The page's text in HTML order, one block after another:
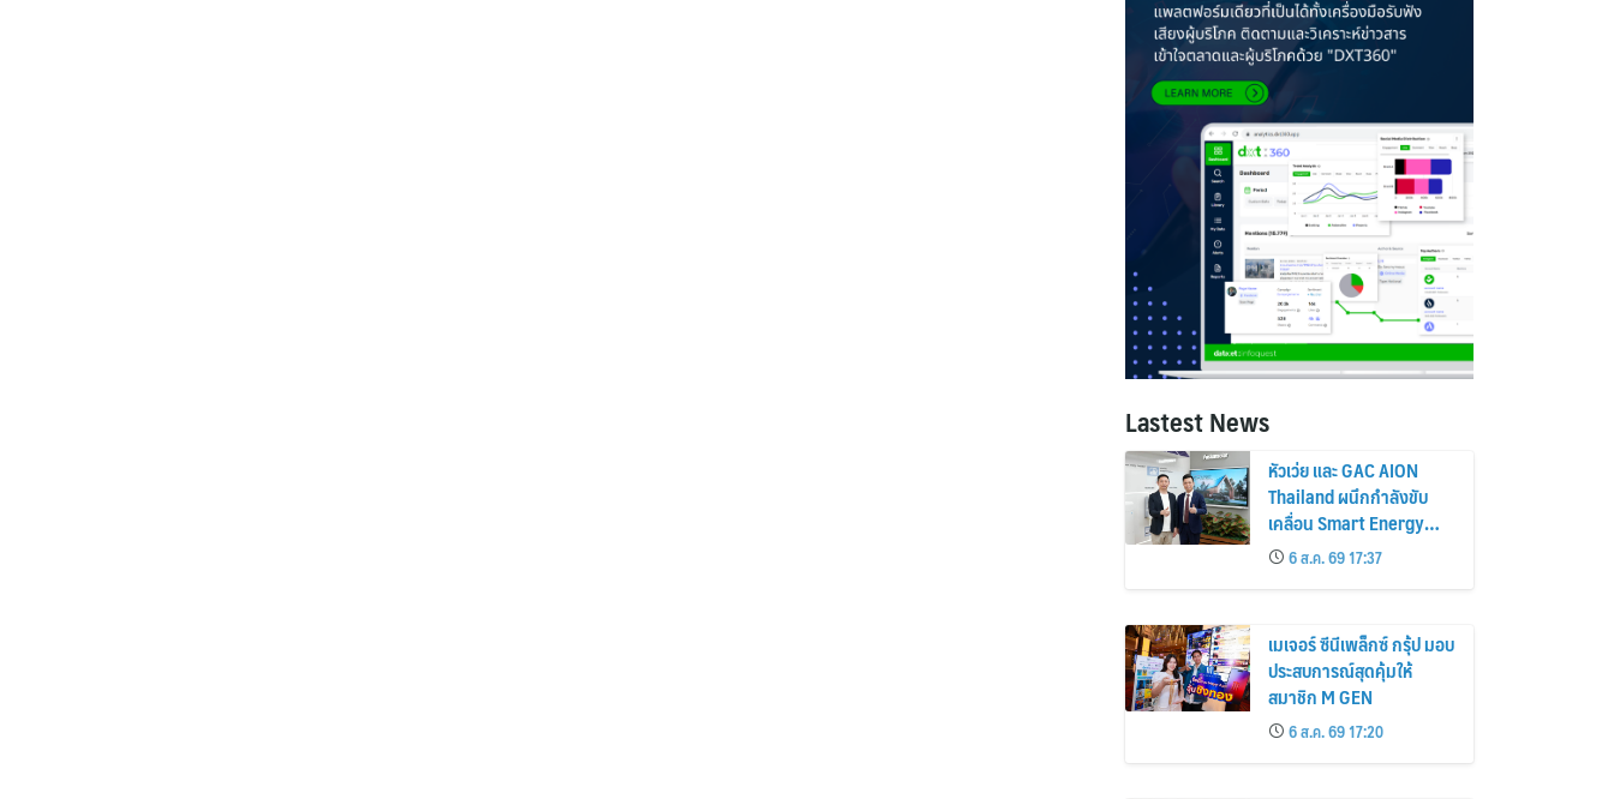
Lastest News
หัวเว่ย และ GAC AION
Thailand ผนึกกำลังขับ
เคลื่อน Smart Energy
Ecosystem เชื่อม GAC
GN8 PHEV รถยนต์ MPV
ระดับพรีเมียม เข้ากับ
พลังงานแสงอาทิตย์ภายใน
บ้าน
6 ส.ค. 69 17:37
เมเจอร์ ซีนีเพล็กซ์ กรุ้ป มอบ
ประสบการณ์สุดคุ้มให้
สมาชิก M GEN
6 ส.ค. 69 17:20